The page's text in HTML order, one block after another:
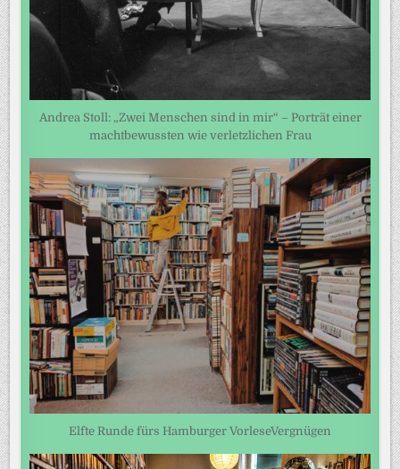
Andrea Stoll: „Zwei Menschen sind in mir“ – Porträt einer
machtbewussten wie verletzlichen Frau
Elfte Runde fürs Hamburger VorleseVergnügen